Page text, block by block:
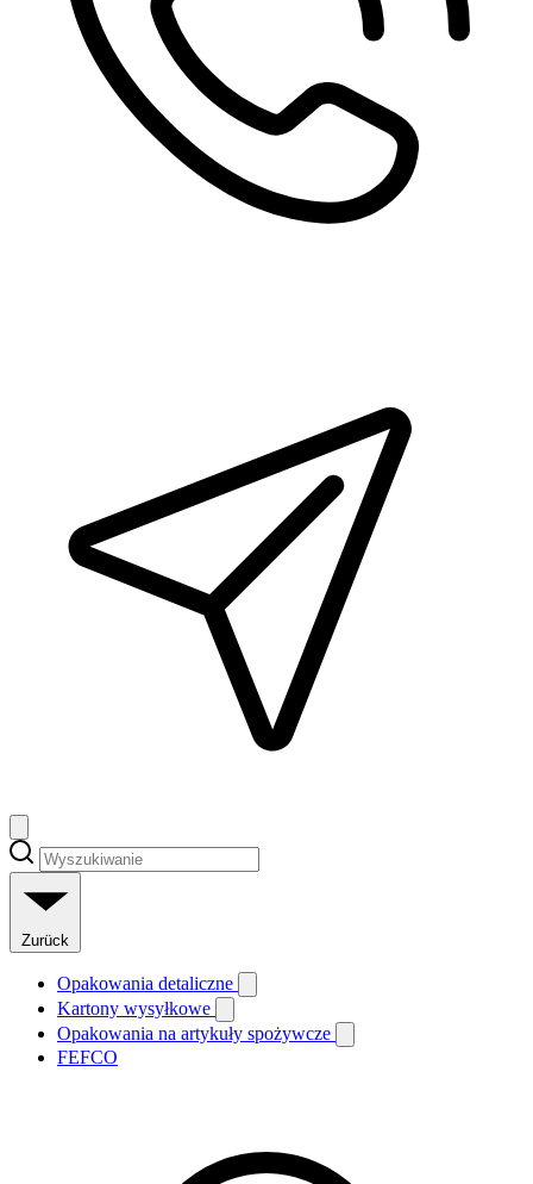
Zurück
Opakowania detaliczne
Kartony wysyłkowe
Opakowania na artykuły spożywcze
FEFCO